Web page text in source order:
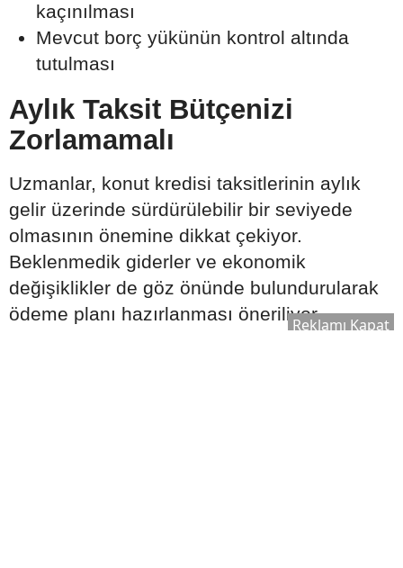
kaçınılması
Mevcut borç yükünün kontrol altında
tutulması
Aylık Taksit Bütçenizi
Zorlamamalı
Uzmanlar, konut kredisi taksitlerinin aylık
gelir üzerinde sürdürülebilir bir seviyede
olmasının önemine dikkat çekiyor.
Beklenmedik giderler ve ekonomik
değişiklikler de göz önünde bulundurularak
ödeme planı hazırlanması öneriliyor.
Reklamı Kapat